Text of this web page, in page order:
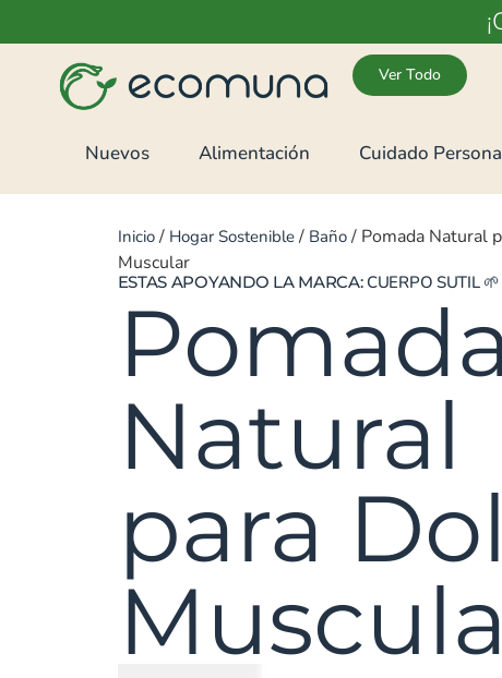
Ver Todo
Nuevos Alimentación Cuidado
Inicio/ Hogar Sostenible/ Baño/ Pomada Natural
Muscular
ESTAS APOYANDO LA MARCA: CUERPO SUTIL🌱
Natural
para